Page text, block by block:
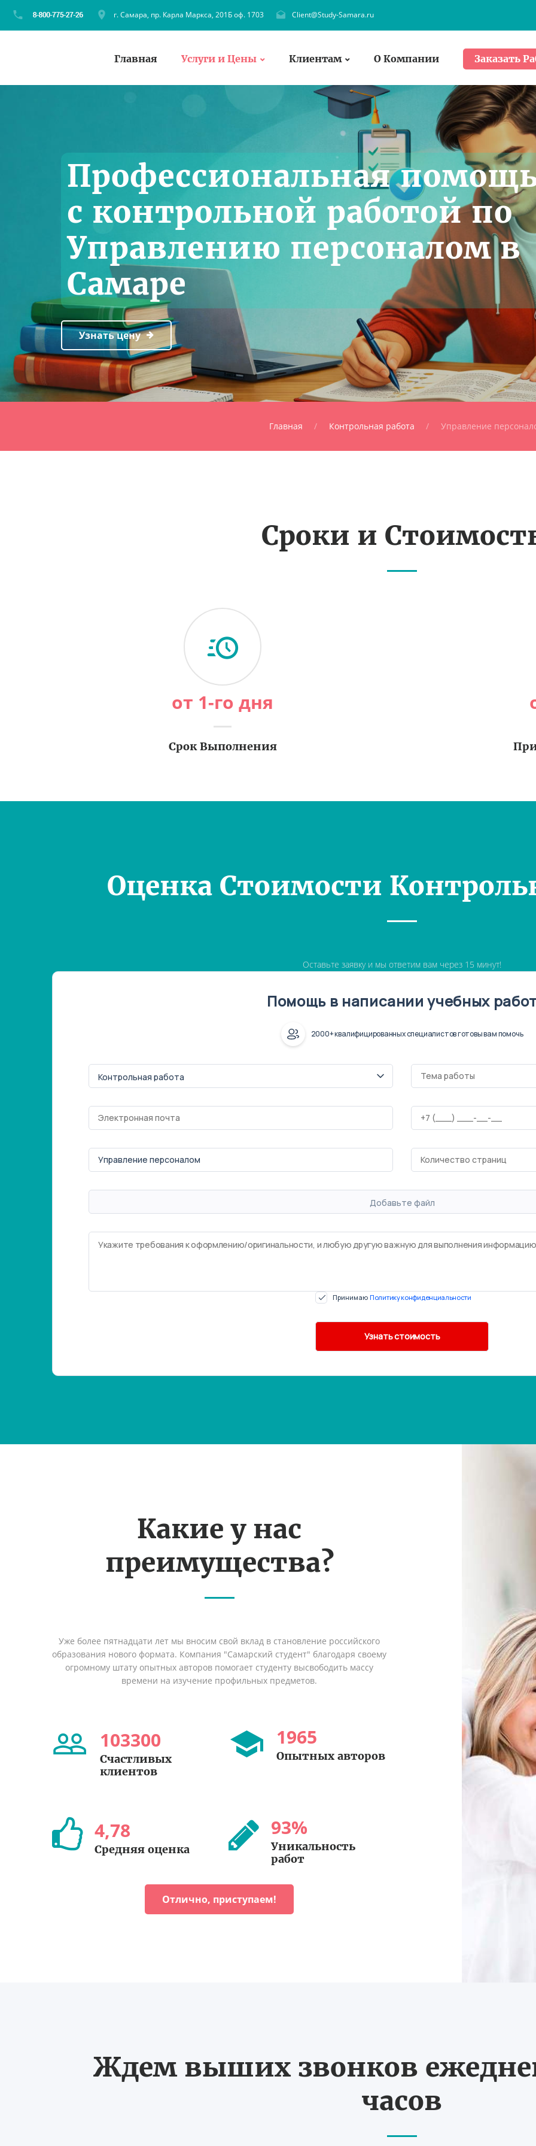
г. Самара, пр. Карла Маркса, 201Б оф. 1703 Client@Study-Samara.ru
Главная Услуги и Цены Клиентам О Компании Заказать
Профессиональная
с контрольной работой по
Управлению персоналом в
Самаре
Узнать цену
Главная Контрольная работа Управление
Сроки и
от 1-го дня
Срок Выполнения
Оценка Стоимости
Оставьте заявку и мы ответим вам через 15 минут!
Помощь в написании учебных
2000+ квалифицированных специалистов готовы вам помочь
Добавьте файл
Принимаю Политику конфиденциальности
Какие у нас
преимущества?
Уже более пятнадцати лет мы вносим свой вклад в становление российского
образования нового формата. Компания "Самарский студент" благодаря своему
огромному штату опытных авторов помогает студенту высвободить массу
времени на изучение профильных предметов.
103300
Счастливых
клиентов
1965
Опытных авторов
4,78
Средняя оценка
93%
Уникальность
работ
Отлично, приступаем!
Ждем выших звонков
часов